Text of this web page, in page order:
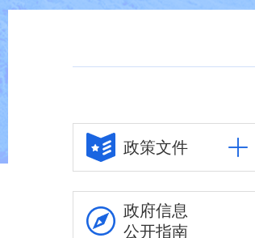
政策文件
政府信息
公开指南